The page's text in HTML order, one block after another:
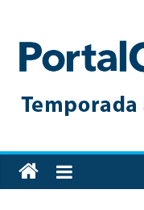
content
Toda
la